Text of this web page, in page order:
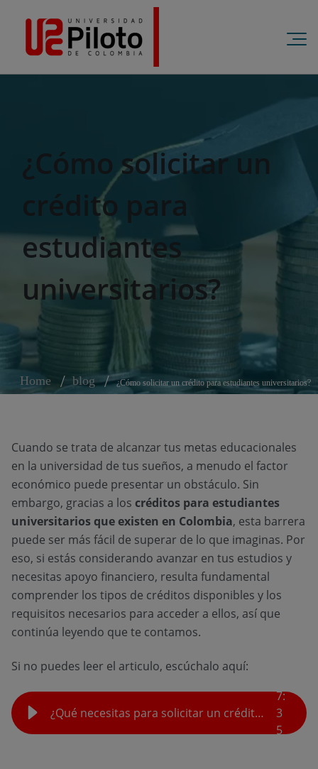
¿Cómo solicitar un
crédito para
estudiantes
universitarios?
Home blog ¿Cómo solicitar un crédito para estudiantes universitarios?
Cuando se trata de alcanzar tus metas educacionales
en la universidad de tus sueños, a menudo el factor
económico puede presentar un obstáculo. Sin
embargo, gracias a los créditos para estudiantes
universitarios que existen en Colombia, esta barrera
puede ser más fácil de superar de lo que imaginas. Por
eso, si estás considerando avanzar en tus estudios y
necesitas apoyo financiero, resulta fundamental
comprender los tipos de créditos disponibles y los
requisitos necesarios para acceder a ellos, así que
continúa leyendo que te contamos.
Si no puedes leer el articulo, escúchalo aquí:
¿Qué necesitas para solicitar un crédito para estudiantes universitarios?
7:
3
5